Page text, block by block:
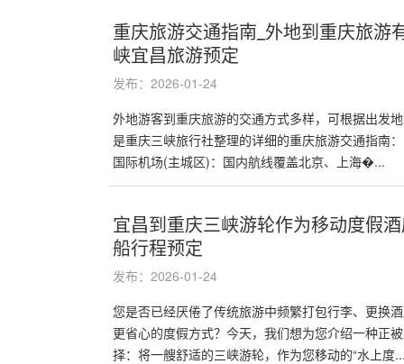
重庆旅游交通指南_外地到重庆旅游
峡宜昌旅游预定
发布：2026-01-24
外地游客到重庆旅游的交通方式多样，可根据出发
是重庆三峡旅行社整理的详细的重庆旅游交通指南
国际机场(主城区)：国内航线覆盖北京、上海�...
宜昌到重庆三峡游轮作为移动度假
船行程预定
发布：2026-01-24
您是否已经厌倦了传统旅游中频繁打包行李、更换
更省心的度假方式？今天，我们想为您介绍一种正
择：将一艘舒适的三峡游轮，作为您移动的“水上度